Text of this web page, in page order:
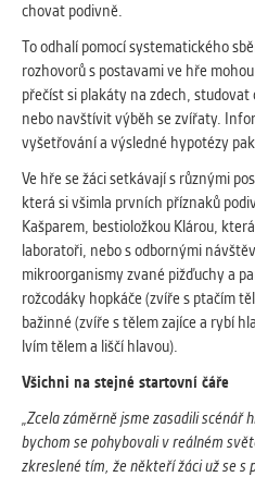
chovat podivně.
To odhalí pomocí systematického
rozhovorů s postavami ve hře
přečíst si plakáty na zdech,
nebo navštívit výběh se zvířaty.
vyšetřování a výsledné hypotézy
Ve hře se žáci setkávají s různými
která si všimla prvních příznaků
Kašparem, bestioložkou Klárou,
laboratoři, nebo s odbornými
mikroorganismy zvané pižďuchy a
rožcodáky hopkáče (zvíře s ptačím
bažinné (zvíře s tělem zajíce a rybí
lvím tělem a liščí hlavou).
Všichni na stejné startovní čáře
„Zcela záměrně jsme zasadili scénář
bychom se pohybovali v reálném
zkreslené tím, že někteří žáci už se